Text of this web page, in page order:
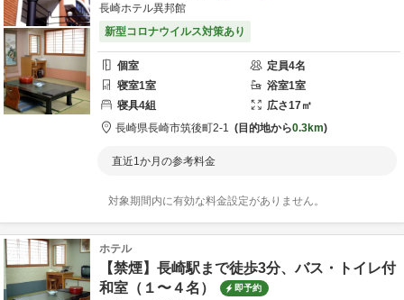
長崎ホテル異邦館
新型コロナウイルス対策あり
個室 定員4名
寝室1室 浴室1室
寝具4組 広さ17㎡
長崎県長崎市筑後町2-1 目的地から0.3km
直近1か月の参考料金
対象期間内に有効な料金設定がありません。
ホテル
【禁煙】長崎駅まで徒歩3分、バス・トイレ付
和室（１〜４名）
即予約